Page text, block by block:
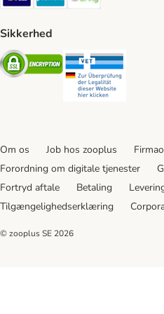
Sikkerhed
Security
Om os Job hos zooplus
Forordning om digitale tjenester
Fortryd aftale
Betaling
Tilgængelighedserklæring
© zooplus SE 2026